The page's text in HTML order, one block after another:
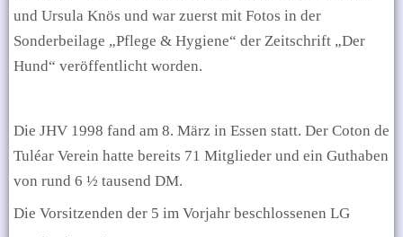
und Ursula Knös und war zuerst mit Fotos in der
Sonderbeilage „Pflege & Hygiene“ der Zeitschrift „Der
Hund“ veröffentlicht worden.
Die JHV 1998 fand am 8. März in Essen statt. Der Coton de
Tuléar Verein hatte bereits 71 Mitglieder und ein Guthaben
von rund 6 ½ tausend DM.
Die Vorsitzenden der 5 im Vorjahr beschlossenen LG